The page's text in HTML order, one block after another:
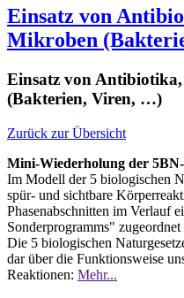
Einsatz von
Mikroben
Einsatz von
(Bakterien, Viren, …)
Zurück zur Übersicht
Mini-Wiederholung der
Im Modell der 5 biologischen
spür- und sichtbare
Phasenabschnitten im Verlauf
Sonderprogramms" zugeordnet
Die 5 biologischen
dar über die Funktionsweise
Reaktionen: Mehr...